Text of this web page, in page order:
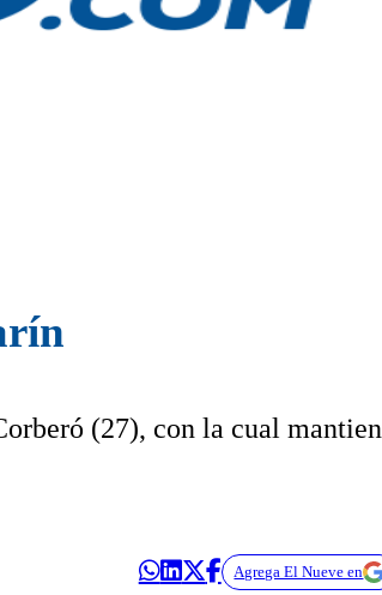
(27), con la cual
Agrega El Nueve en